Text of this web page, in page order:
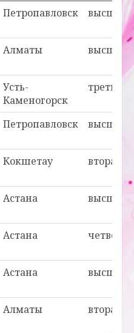
Петропавловск высшая
Алматы высшая
Усть-
Каменогорск
третья
Петропавловск высшая
Кокшетау вторая
Астана высшая
Астана
Астана высшая
Алматы вторая